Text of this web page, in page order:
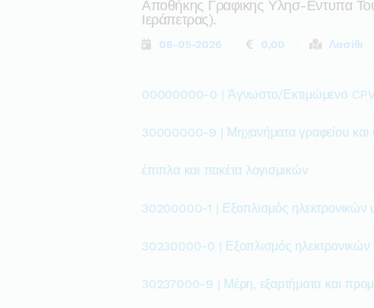
Αποθήκης Γραφικης Υλησ-Εντυπα
Ιεράπετρας).
08-05-2026 0,00 Λασίθι
00000000-0 | Άγνωστο/Εκτιμώμενο
30000000-9 | Μηχανήματα γραφείου και
έπιπλα και πακέτα λογισμικών
30200000-1 | Εξοπλισμός ηλεκτρονικών
30230000-0 | Εξοπλισμός ηλεκτρονικών
30237000-9 | Μέρη, εξαρτήματα και